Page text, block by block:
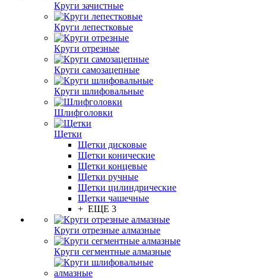
Круги зачистные
Круги лепестковые
Круги отрезные
Круги самозацепные
Круги шлифовальные
Шлифголовки
Щетки
Щетки дисковые
Щетки конические
Щетки концевые
Щетки ручные
Щетки цилиндрические
Щетки чашечные
+ ЕЩЕ 3
Круги отрезные алмазные
Круги сегментные алмазные